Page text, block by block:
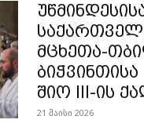
მცხეთა-
შიო III-ის
21 მაისი 2026